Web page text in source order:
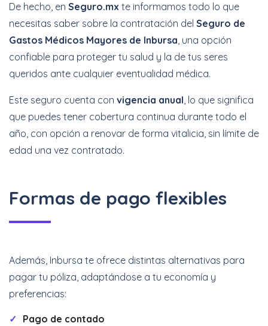
De hecho, en Seguro.mx te informamos todo lo que
necesitas saber sobre la contratación del Seguro de
Gastos Médicos Mayores de Inbursa, una opción
confiable para proteger tu salud y la de tus seres
queridos ante cualquier eventualidad médica.
Este seguro cuenta con vigencia anual, lo que significa
que puedes tener cobertura continua durante todo el
año, con opción a renovar de forma vitalicia, sin límite de
edad una vez contratado.
Formas de pago flexibles
Además, Inbursa te ofrece distintas alternativas para
pagar tu póliza, adaptándose a tu economía y
preferencias:
Pago de contado